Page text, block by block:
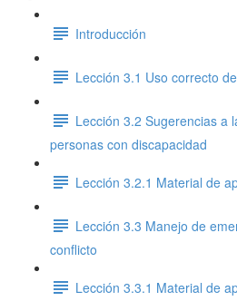
Introducción
Lección 3.1 Uso correcto
Lección 3.2 Sugerencias a
personas con discapacidad
Lección 3.2.1 Material de
Lección 3.3 Manejo de
conflicto
Lección 3.3.1 Material de